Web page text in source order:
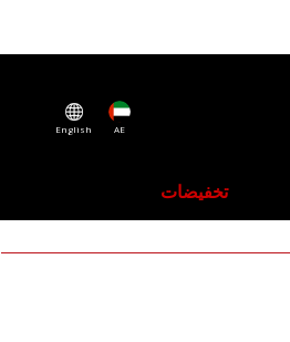
AE
English
تخفيضات